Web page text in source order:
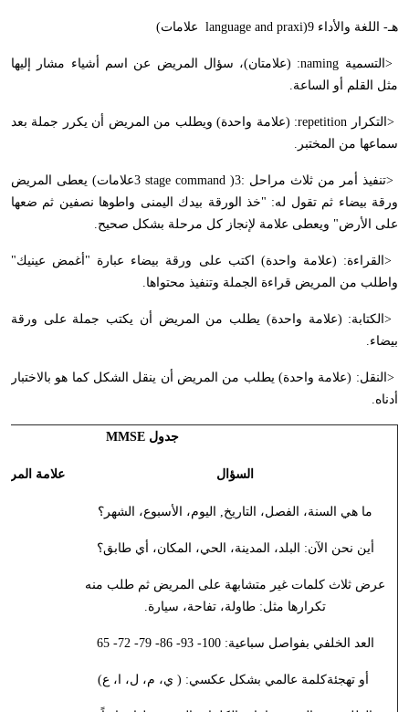
هـ- اللغة والأداء 9 )
language and praxi علامات)
> التسمية :naming (علامتان)، سؤال المريض عن اسم أشياء مشار إليها
مثل القلم أو الساعة.
> التكرار :repetition (علامة واحدة) ويطلب من المريض أن يكرر جملة بعد
سماعها من المختبر .
>تنفيذ أمر من ثلاث مراحل :3 )
3 stage commandعلامات) يعطى المريض
ورقة بيضاء ثم تقول له: "خذ الورقة بيدك اليمنى واطوها نصفين ثم ضعها
على الأرض" ويعطى علامة لإنجاز كل مرحلة بشكل صحيح.
> القراءة: (علامة واحدة) اكتب على ورقة بيضاء عبارة "أغمض عينيك"
واطلب من المريض قراءة الجملة وتنفيذ محتواها.
>الكتابة: (علامة واحدة) يطلب من المريض أن يكتب جملة على ورقة
بيضاء.
> النقل: (علامة واحدة) يطلب من المريض أن ينقل الشكل كما هو بالاختبار
أدناه.
جدول MMSE
السؤال علامة
ما هي السنة، الفصل، التاريخ, اليوم، الأسبوع، الشهر؟
أين نحن الآن: البلد، المدينة، الحي، المكان، أي طابق؟
عرض ثلاث كلمات غير متشابهة على المريض ثم طلب منه
تكرارها مثل: طاولة، تفاحة، سيارة.
العد الخلفي بفواصل سباعية: 100- 93- 86- 79- 72- 65
أو تهجئةكلمة عالمي بشكل عكسي: ( ي، م، ل، ا، ع)